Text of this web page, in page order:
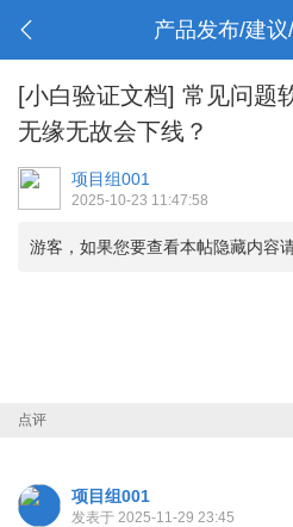
产品发布/建
[小白验证文档] 常见问题
无缘无故会下线？
项目组001
2025-10-23 11:47:58
游客，如果您要查看本帖隐藏内容
点评
项目组001
发表于 2025-11-29 23:45